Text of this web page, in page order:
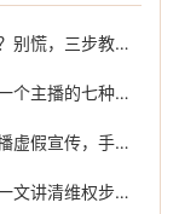
你有效投诉与维权
主播的七种捷径
你如何有效举报维权
怎样投诉直播间的主播，怎样投诉直播间？一文讲清维权步骤，关键时刻能帮到你